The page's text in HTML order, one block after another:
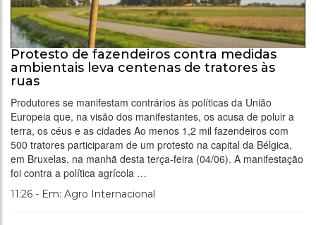
Protesto de fazendeiros contra medidas
ambientais leva centenas de tratores às
ruas
Produtores se manifestam contrários às políticas da União
Europeia que, na visão dos manifestantes, os acusa de poluir a
terra, os céus e as cidades Ao menos 1,2 mil fazendeiros com
500 tratores participaram de um protesto na capital da Bélgica,
em Bruxelas, na manhã desta terça-feira (04/06). A manifestação
foi contra a política agrícola …
11:26 - Em: Agro Internacional